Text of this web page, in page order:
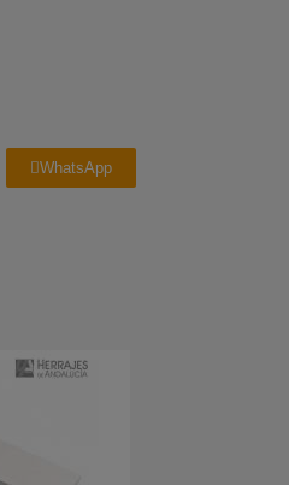
WhatsApp